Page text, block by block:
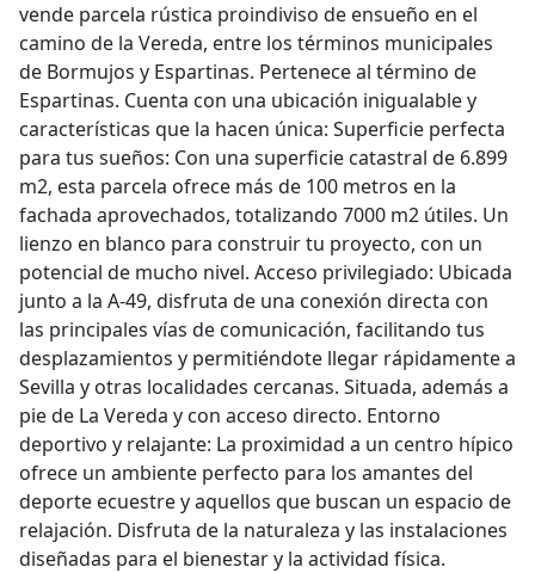
vende parcela rústica proindiviso de ensueño en el
camino de la Vereda, entre los términos municipales
de Bormujos y Espartinas. Pertenece al término de
Espartinas. Cuenta con una ubicación inigualable y
características que la hacen única: Superficie perfecta
para tus sueños: Con una superficie catastral de 6.899
m2, esta parcela ofrece más de 100 metros en la
fachada aprovechados, totalizando 7000 m2 útiles. Un
lienzo en blanco para construir tu proyecto, con un
potencial de mucho nivel. Acceso privilegiado: Ubicada
junto a la A-49, disfruta de una conexión directa con
las principales vías de comunicación, facilitando tus
desplazamientos y permitiéndote llegar rápidamente a
Sevilla y otras localidades cercanas. Situada, además a
pie de La Vereda y con acceso directo. Entorno
deportivo y relajante: La proximidad a un centro hípico
ofrece un ambiente perfecto para los amantes del
deporte ecuestre y aquellos que buscan un espacio de
relajación. Disfruta de la naturaleza y las instalaciones
diseñadas para el bienestar y la actividad física.